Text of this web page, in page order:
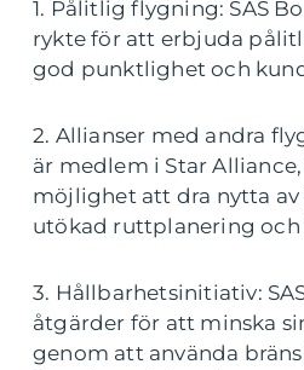
1. Pålitlig flygning: SAS
rykte för att erbjuda
god punktlighet och
2. Allianser med andra
är medlem i Star
möjlighet att dra nytta
utökad ruttplanering och
3. Hållbarhetsinitiativ:
åtgärder för att minska
genom att använda